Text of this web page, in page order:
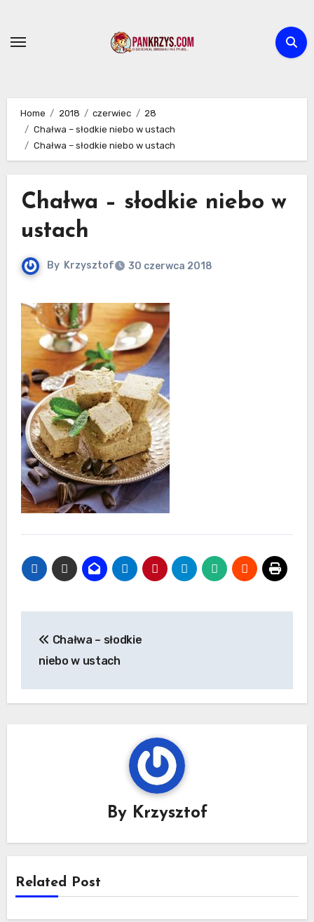
content
Home 2018 czerwiec
28
Chałwa – słodkie niebo w ustach
Chałwa – słodkie niebo w ustach
Chałwa – słodkie niebo w
ustach
By Krzysztof 30 czerwca 2018
wpisu
Chałwa – słodkie
niebo w ustach
By Krzysztof
Related Post